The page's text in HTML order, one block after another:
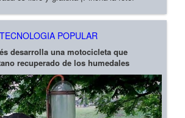
TECNOLOGIA POPULAR
desarrolla una motocicleta que
recuperado de los humedales